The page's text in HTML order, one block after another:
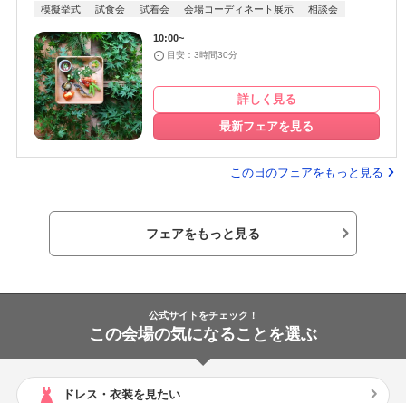
模擬挙式 試食会 試着会 会場コーディネート展示 相談会
10:00~
目安：3時間30分
詳しく見る
最新フェアを見る
この日のフェアをもっと見る
フェアをもっと見る
公式サイトをチェック！
この会場の気になることを選ぶ
ドレス・衣装を見たい